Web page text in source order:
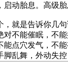
动胎息。高级胎
是告诉你几句
能催眠，不能
穴发气，不能
舞，外动失控